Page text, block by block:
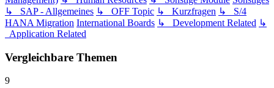
↳ SAP - Allgemeines ↳ OFF Topic ↳ Kurzfragen ↳ S/4
HANA Migration International Boards ↳ Development Related ↳
Application Related
Vergleichbare Themen
9